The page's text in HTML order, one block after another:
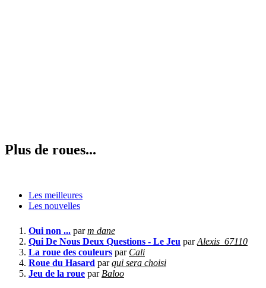
Plus de roues...
Les meilleures
Les nouvelles
Oui non ... parm dane
Qui De Nous Deux Questions - Le Jeu parAlexis_67110
La roue des couleurs par Cali
Roue du Hasard parqui sera choisi
Jeu de la roue par Baloo